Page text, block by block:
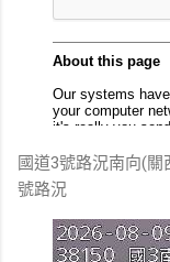
國道3號路況南向(
號路況